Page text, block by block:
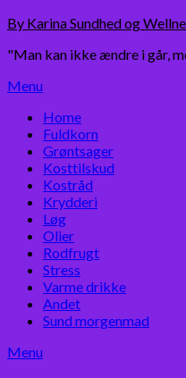
Skip
content
By Karina Sundhed og
"Man kan ikke ændre i går,
Menu
Home
Fuldkorn
Grøntsager
Kosttilskud
Kostråd
Krydderi
Løg
Olier
Rodfrugt
Stress
Varme drikke
Andet
Sund morgenmad
Menu